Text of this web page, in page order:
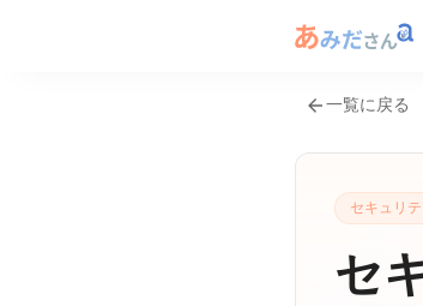
一覧に戻る
セキュリテ
セ